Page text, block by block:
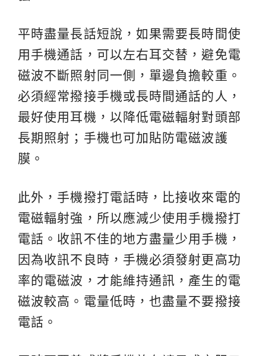
平時盡量長話短說，如果需要長時間使
用手機通話，可以左右耳交替，避免電
磁波不斷照射同一側，單邊負擔較重。
必須經常撥接手機或長時間通話的人，
最好使用耳機，以降低電磁輻射對頭部
長期照射；手機也可加貼防電磁波護
膜。
此外，手機撥打電話時，比接收來電的
電磁輻射強，所以應減少使用手機撥打
電話。收訊不佳的地方盡量少用手機，
因為收訊不良時，手機必須發射更高功
率的電磁波，才能維持通訊，產生的電
磁波較高。電量低時，也盡量不要撥接
電話。